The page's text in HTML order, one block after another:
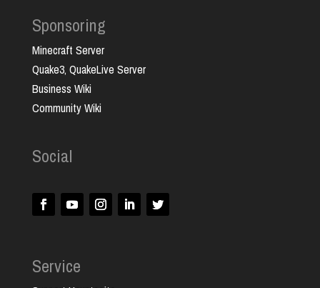
Sponsoring
Minecraft Server
Quake3, QuakeLive Server
Business Wiki
Community Wiki
Social
Service